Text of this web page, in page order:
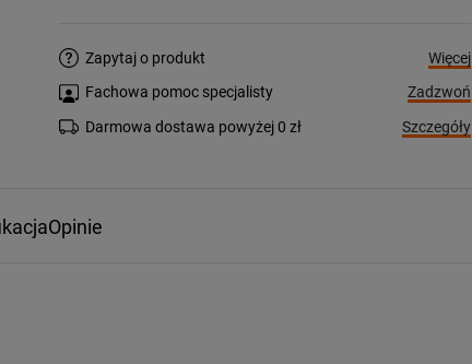
Zapytaj o produkt
Więcej
Fachowa pomoc specjalisty
Zadzwoń
Darmowa dostawa powyżej 0 zł
Szczegóły
Opinie